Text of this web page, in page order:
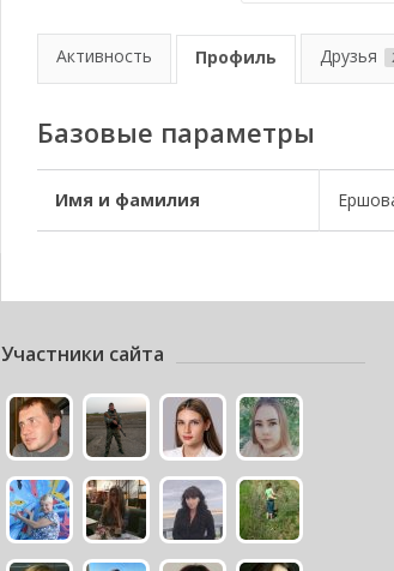
Активность Профиль Друзья
Базовые параметры
Имя и фамилия
Участники сайта